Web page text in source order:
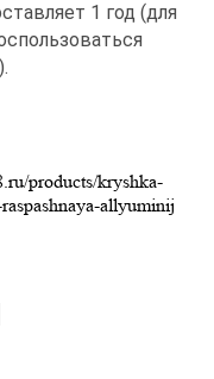
1 год (для
products/kryshka-
allyuminij